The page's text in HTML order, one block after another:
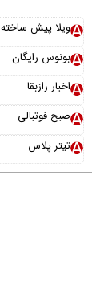
ویلا پیش ساخته
بونوس رایگان
اخبار رازبقا
صبح فوتبالی
تیتر پلاس